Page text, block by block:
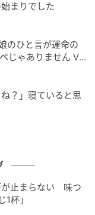
ォは気軽で、手軽で、
かもしれない
に驚くはずだ。
クの甘みと、独
い旨味と醤油ベ
しく包み込む。
ルーティーな香
。これぞ、日本
アの初夏」だ
まりでした
のひと言が運命の
じゃありません Vo
？」寝ていると思
が止まらない 味つ
杯」